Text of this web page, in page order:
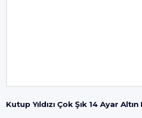
Kutup Yıldızı Çok Şık 14 Ayar